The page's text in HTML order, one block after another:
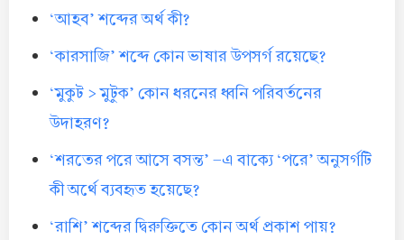
‘আহব’ শব্দের অর্থ কী?
‘কারসাজি’ শব্দে কোন ভাষার উপসর্গ রয়েছে?
‘মুকুট > মুটুক’ কোন ধরনের ধ্বনি পরিবর্তনের
উদাহরণ?
‘শরতের পরে আসে বসন্ত’ -এ বাক্যে ‘পরে’ অনুসর্গটি
কী অর্থে ব্যবহৃত হয়েছে?
‘রাশি’ শব্দের দ্বিরুক্তিতে কোন অর্থ প্রকাশ পায়?